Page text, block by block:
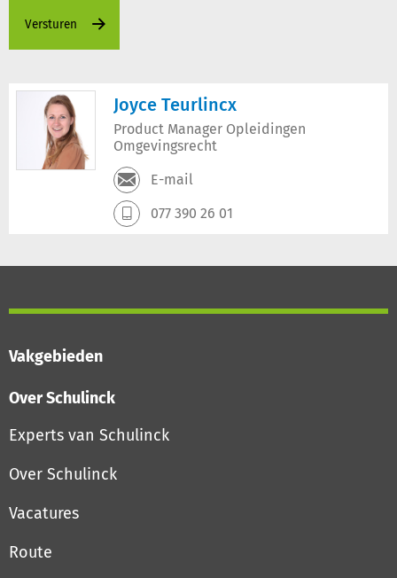
Joyce Teurlincx
Product Manager Opleidingen
Omgevingsrecht
E-mail
077 390 26 01
Vakgebieden
Over Schulinck
Experts van Schulinck
Over Schulinck
Vacatures
Route